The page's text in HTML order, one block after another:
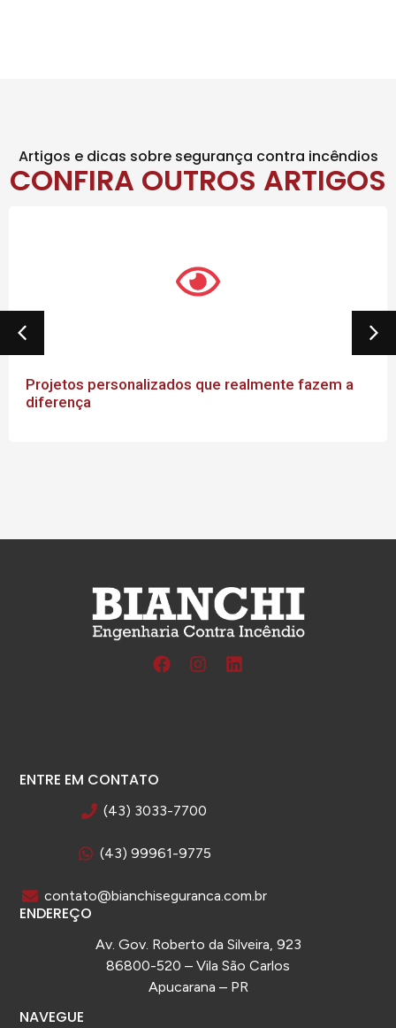
Artigos e dicas sobre segurança contra incêndios
CONFIRA OUTROS ARTIGOS
Projetos personalizados que realmente fazem a
diferença
ENTRE EM CONTATO
(43) 3033-7700
(43) 99961-9775
contato@bianchiseguranca.com.br
ENDEREÇO
Av. Gov. Roberto da Silveira, 923
86800-520 – Vila São Carlos
Apucarana – PR
NAVEGUE